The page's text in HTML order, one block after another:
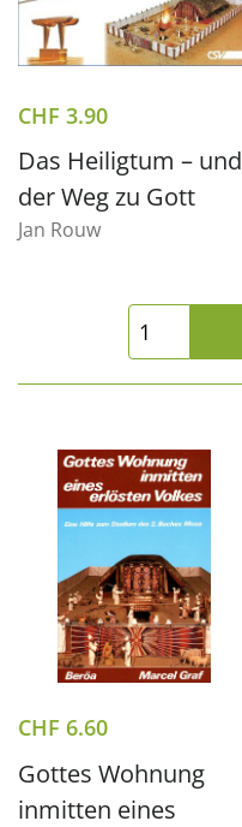
CHF 3.90
Das Heiligtum – und
der Weg zu Gott
Jan Rouw
CHF 6.60
Gottes Wohnung
inmitten eines